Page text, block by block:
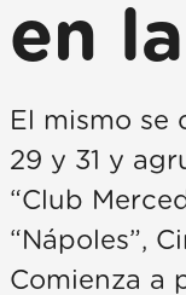
en
El mismo se
29 y 31 y
“Club
“Nápoles”,
Comienza a